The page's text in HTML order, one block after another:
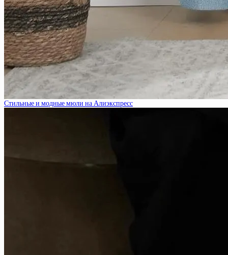
Стильные и модные мюли на Алиэкспресс